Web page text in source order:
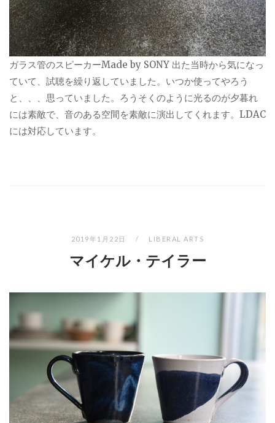
ガラス管のスピーカーMade by SONY 出た当時から気になっ
ていて、試聴を繰り返していました。いつか使ってやろう
と、、、思っていました。ろうそくのように光るのが夕暮れ
には素敵で、音のある空間を素敵に演出してくれます。LDAC
には対応しています。
2019年1月22日 LIBERAL ARTS
マイケル・テイラー